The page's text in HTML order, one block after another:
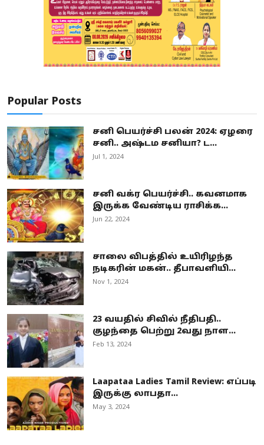
Popular Posts
சனி பெயர்ச்சி பலன் 2024: ஏழரை
சனி.. அஷ்டம சனியா? ட...
Jul 1, 2024
சனி வக்ர பெயர்ச்சி.. கவனமாக
இருக்க வேண்டிய ராசிக்க...
Jun 22, 2024
சாலை விபத்தில் உயிரிழந்த
நடிகரின் மகன்.. தீபாவளியி...
Nov 1, 2024
23 வயதில் சிவில் நீதிபதி..
குழந்தை பெற்று 2வது நாள...
Feb 13, 2024
Laapataa Ladies Tamil Review: எப்படி
இருக்கு லாபதா...
May 3, 2024